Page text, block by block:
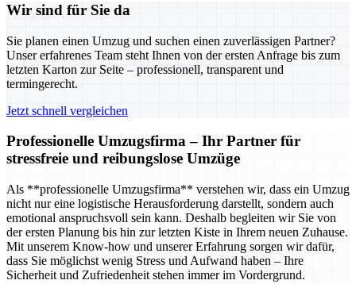
Wir sind für Sie da
Sie planen einen Umzug und suchen einen zuverlässigen Partner?
Unser erfahrenes Team steht Ihnen von der ersten Anfrage bis zum
letzten Karton zur Seite – professionell, transparent und
termingerecht.
Jetzt schnell vergleichen
Professionelle Umzugsfirma – Ihr Partner für
stressfreie und reibungslose Umzüge
Als **professionelle Umzugsfirma** verstehen wir, dass ein Umzug
nicht nur eine logistische Herausforderung darstellt, sondern auch
emotional anspruchsvoll sein kann. Deshalb begleiten wir Sie von
der ersten Planung bis hin zur letzten Kiste in Ihrem neuen Zuhause.
Mit unserem Know-how und unserer Erfahrung sorgen wir dafür,
dass Sie möglichst wenig Stress und Aufwand haben – Ihre
Sicherheit und Zufriedenheit stehen immer im Vordergrund.